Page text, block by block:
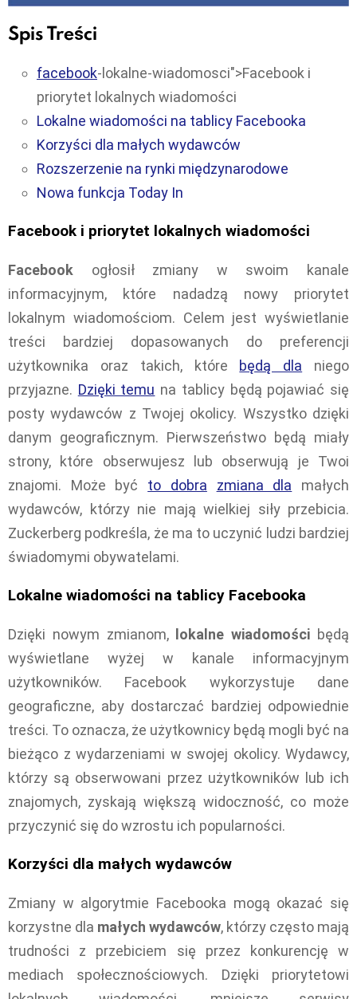
Spis Treści
facebook-lokalne-wiadomosci">Facebook i
priorytet lokalnych wiadomości
Lokalne wiadomości na tablicy Facebooka
Korzyści dla małych wydawców
Rozszerzenie na rynki międzynarodowe
Nowa funkcja Today In
Facebook i priorytet lokalnych wiadomości
Facebook ogłosił zmiany w swoim kanale
informacyjnym, które nadadzą nowy priorytet
lokalnym wiadomościom. Celem jest wyświetlanie
treści bardziej dopasowanych do preferencji
użytkownika oraz takich, które będą dla niego
przyjazne. Dzięki temu na tablicy będą pojawiać się
posty wydawców z Twojej okolicy. Wszystko dzięki
danym geograficznym. Pierwszeństwo będą miały
strony, które obserwujesz lub obserwują je Twoi
znajomi. Może być to dobra zmiana dla małych
wydawców, którzy nie mają wielkiej siły przebicia.
Zuckerberg podkreśla, że ma to uczynić ludzi bardziej
świadomymi obywatelami.
Lokalne wiadomości na tablicy Facebooka
Dzięki nowym zmianom, lokalne wiadomości będą
wyświetlane wyżej w kanale informacyjnym
użytkowników. Facebook wykorzystuje dane
geograficzne, aby dostarczać bardziej odpowiednie
treści. To oznacza, że użytkownicy będą mogli być na
bieżąco z wydarzeniami w swojej okolicy. Wydawcy,
którzy są obserwowani przez użytkowników lub ich
znajomych, zyskają większą widoczność, co może
przyczynić się do wzrostu ich popularności.
Korzyści dla małych wydawców
Zmiany w algorytmie Facebooka mogą okazać się
korzystne dla małych wydawców, którzy często mają
trudności z przebiciem się przez konkurencję w
mediach społecznościowych. Dzięki priorytetowi